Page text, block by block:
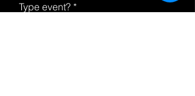
Type event?